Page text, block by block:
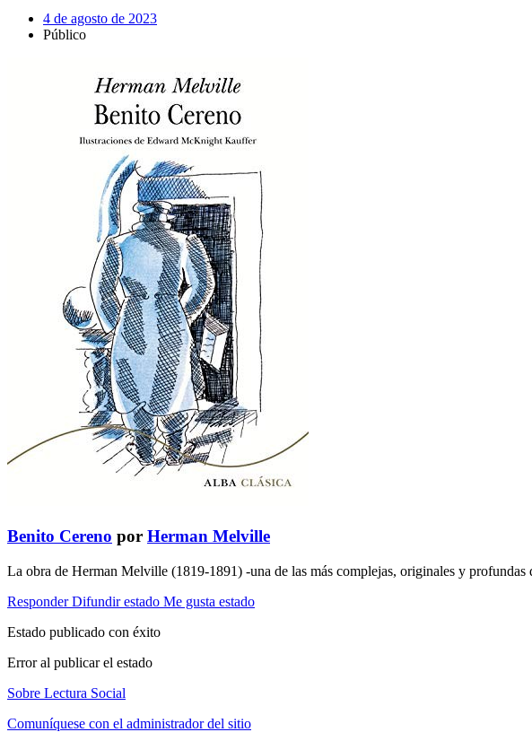
4 de agosto de 2023
Público
Benito Cereno por Herman Melville
La obra de Herman Melville (1819-1891) -una de las más complejas, originales y
Responder Difundir estado Me gusta estado
Estado publicado con éxito
Error al publicar el estado
Sobre Lectura Social
Comuníquese con el administrador del sitio